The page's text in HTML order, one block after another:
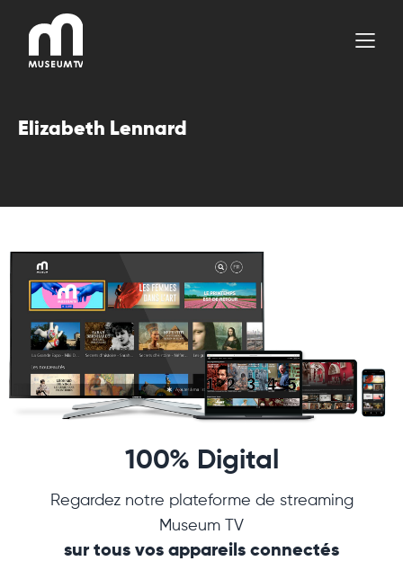
contenu
Elizabeth Lennard
100% Digital
Regardez notre plateforme de streaming
Museum TV
sur tous vos appareils connectés